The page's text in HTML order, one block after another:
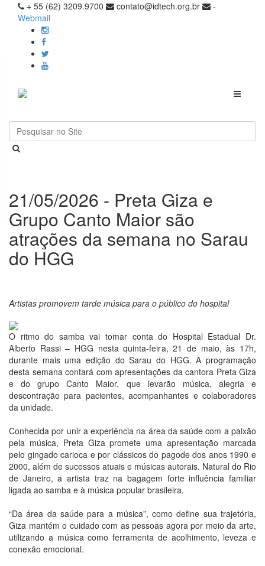
+ 55 (62) 3209.9700 contato@idtech.org.br
-
Webmail
Toggle
21/05/2026 - Preta Giza e
Grupo Canto Maior são
atrações da semana no Sarau
do HGG
Artistas promovem tarde música para o público do hospital
O ritmo do samba vai tomar conta do Hospital Estadual Dr.
Alberto Rassi – HGG nesta quinta-feira, 21 de maio, às 17h,
durante mais uma edição do Sarau do HGG. A programação
desta semana contará com apresentações da cantora Preta Giza
e do grupo Canto Maior, que levarão música, alegria e
descontração para pacientes, acompanhantes e colaboradores
da unidade.
Conhecida por unir a experiência na área da saúde com a paixão
pela música, Preta Giza promete uma apresentação marcada
pelo gingado carioca e por clássicos do pagode dos anos 1990 e
2000, além de sucessos atuais e músicas autorais. Natural do Rio
de Janeiro, a artista traz na bagagem forte influência familiar
ligada ao samba e à música popular brasileira.
“Da área da saúde para a música”, como define sua trajetória,
Giza mantém o cuidado com as pessoas agora por meio da arte,
utilizando a música como ferramenta de acolhimento, leveza e
conexão emocional.